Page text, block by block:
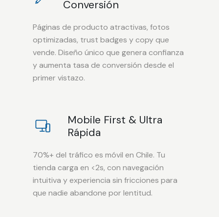
Conversión
Páginas de producto atractivas, fotos
optimizadas, trust badges y copy que
vende. Diseño único que genera confianza
y aumenta tasa de conversión desde el
primer vistazo.
Mobile First & Ultra
Rápida
70%+ del tráfico es móvil en Chile. Tu
tienda carga en <2s, con navegación
intuitiva y experiencia sin fricciones para
que nadie abandone por lentitud.